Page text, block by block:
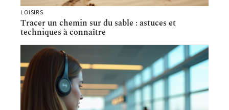
LOISIRS
Tracer un chemin sur du sable : astuces et
techniques à connaître